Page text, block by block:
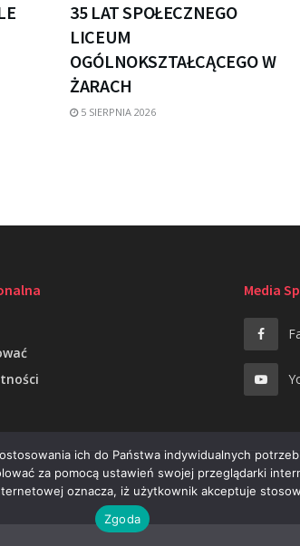
35 LAT SPOŁECZNEGO
LICEUM
OGÓLNOKSZTAŁCĄCEGO W
ŻARACH
5 SIERPNIA 2026
Media
ich do Państwa indywidualnych
za pomocą ustawień swojej przeglądarki
oznacza, iż użytkownik akceptuje
Zgoda